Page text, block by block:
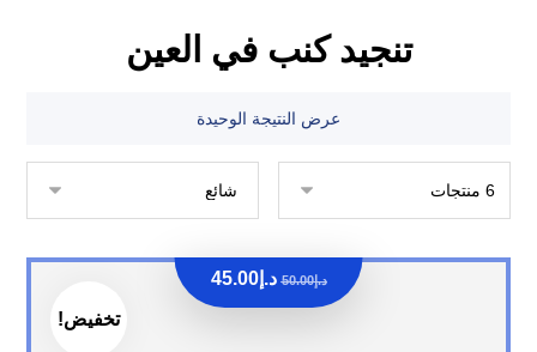
تنجيد كنب في العين
عرض النتيجة الوحيدة
تخفيض!
د.إ50.00 د.إ45.00